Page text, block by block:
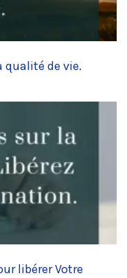
qualité de vie.
libérer Votre